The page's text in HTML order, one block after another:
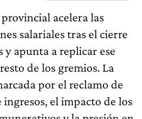
acelera las
salariales tras el cierre
y apunta a replicar ese
de los gremios. La
por el reclamo de
el impacto de los